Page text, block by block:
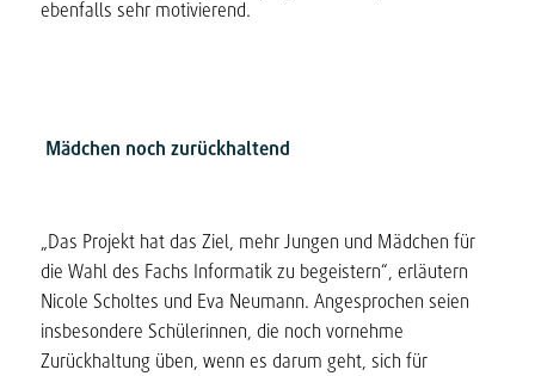
ebenfalls sehr motivierend.
Mädchen noch zurückhaltend
„Das Projekt hat das Ziel, mehr Jungen und Mädchen für
die Wahl des Fachs Informatik zu begeistern“, erläutern
Nicole Scholtes und Eva Neumann. Angesprochen seien
insbesondere Schülerinnen, die noch vornehme
Zurückhaltung üben, wenn es darum geht, sich für